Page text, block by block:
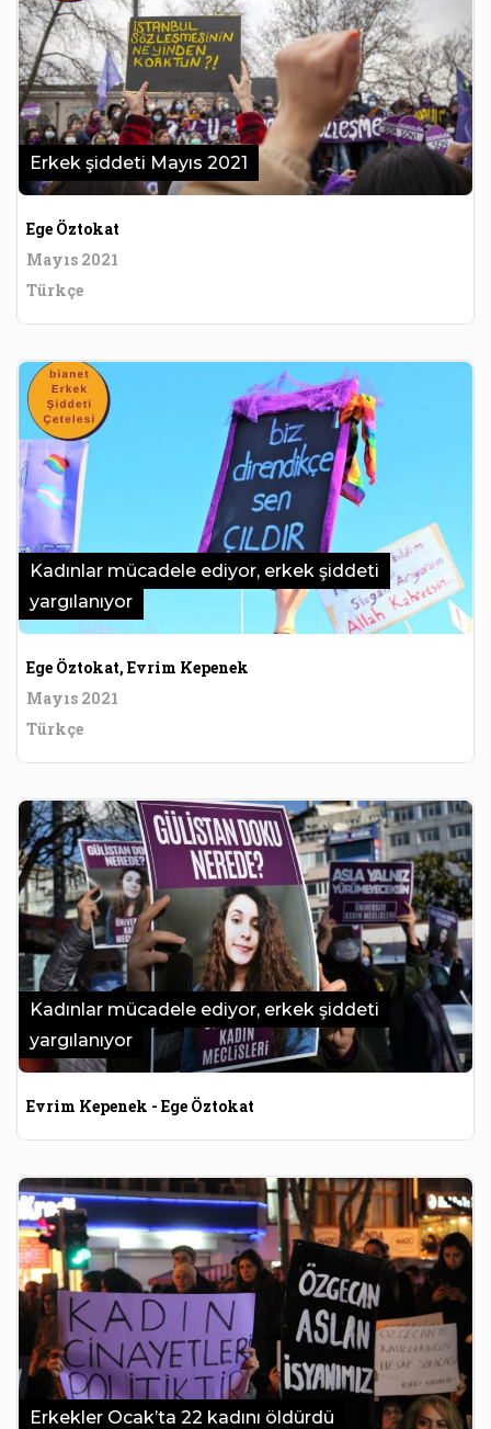
Erkek şiddeti Mayıs 2021
Ege Öztokat
Mayıs 2021
Türkçe
Kadınlar mücadele ediyor, erkek şiddeti
yargılanıyor
Ege Öztokat, Evrim Kepenek
Mayıs 2021
Türkçe
Kadınlar mücadele ediyor, erkek şiddeti
yargılanıyor
Evrim Kepenek - Ege Öztokat
Erkekler Ocak’ta 22 kadını öldürdü